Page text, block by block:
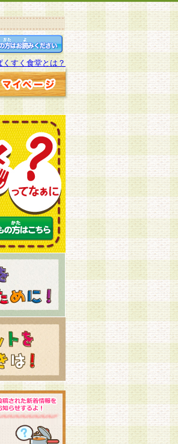
くすく食堂とは？